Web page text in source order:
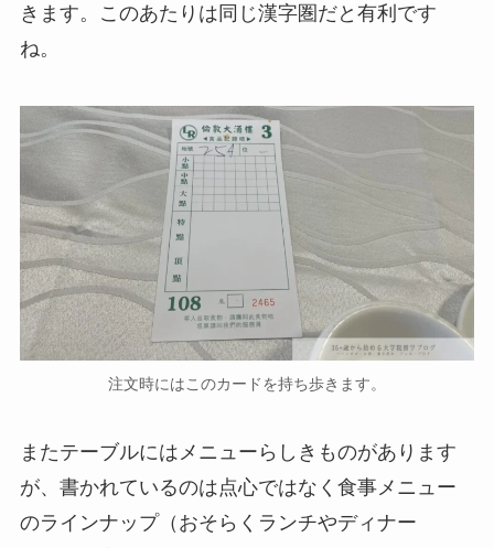
きます。このあたりは同じ漢字圏だと有利です
ね。
注文時にはこのカードを持ち歩きます。
またテーブルにはメニューらしきものがあります
が、書かれているのは点心ではなく食事メニュー
のラインナップ（おそらくランチやディナー